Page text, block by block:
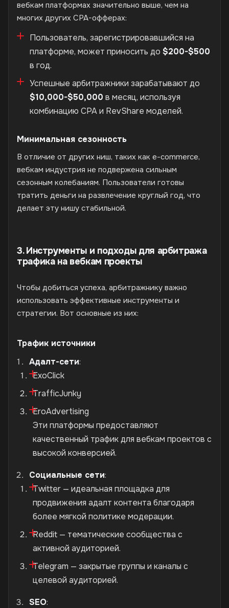
вебкам платформах значительно выше, чем на
многих других CPA-офферах:
Пользователь, зарегистрировавшийся на
платформе, может приносить до $200-$500
в год.
Успешные арбитражники зарабатывают до
$10,000-$50,000 в месяц, используя
комбинацию CPA и RevShare моделей.
Минимальная сезонность
В отличие от других ниш, таких как e-commerce,
вебкам индустрия не подвержена сильным
сезонным колебаниям. Пользователи готовы
тратить деньги на развлечение круглый год, что
делает эту нишу стабильной.
3. Инструменты и подходы для арбитража
трафика на вебкам проекты
Чтобы добиться успеха, арбитражнику важно
использовать эффективные инструменты и
стратегии. Вот основные из них:
Трафик источники
Адалт-сети:
ExoClick
TrafficJunky
EroAdvertising
Эти платформы предоставляют
качественный трафик для вебкам проектов с
высокой конверсией.
Социальные сети:
Twitter — идеальная площадка для
продвижения адалт контента благодаря
более мягкой политике модерации.
Reddit — тематические сообщества с
активной аудиторией.
Telegram — закрытые группы и каналы с
целевой аудиторией.
SEO: